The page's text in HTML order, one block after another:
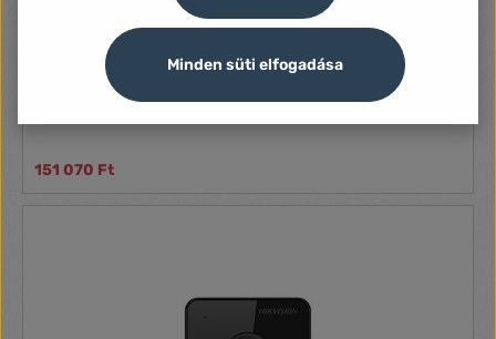
Hikvision DS-KIS602 IP video kaputelefon
IP video kaputelefon
151 070 Ft
Minden süti elfogadása